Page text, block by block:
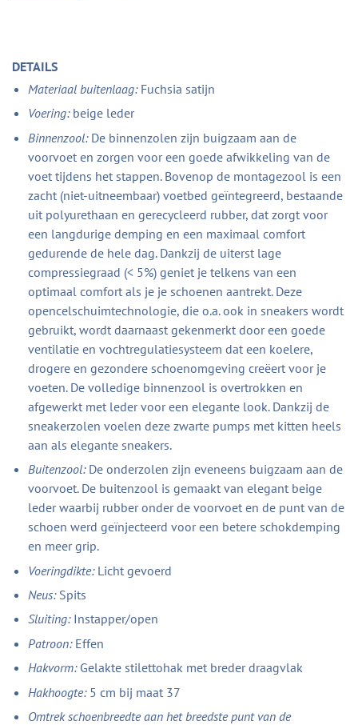
DETAILS
Materiaal buitenlaag: Fuchsia satijn
Voering:beige leder
Binnenzool:De binnenzolen zijn buigzaam aan de
voorvoet en zorgen voor een goede afwikkeling van de
voet tijdens het stappen. Bovenop de montagezool is een
zacht (niet-uitneembaar) voetbed geïntegreerd, bestaande
uit polyurethaan en gerecycleerd rubber, dat zorgt voor
een langdurige demping en een maximaal comfort
gedurende de hele dag. Dankzij de uiterst lage
compressiegraad (< 5%) geniet je telkens van een
optimaal comfort als je je schoenen aantrekt. Deze
opencelschuimtechnologie, die o.a. ook in sneakers wordt
gebruikt, wordt daarnaast gekenmerkt door een goede
ventilatie en vochtregulatiesysteem dat een koelere,
drogere en gezondere schoenomgeving creëert voor je
voeten. De volledige binnenzool is overtrokken en
afgewerkt met leder voor een elegante look. Dankzij de
sneakerzolen voelen deze zwarte pumps met kitten heels
aan als elegante sneakers.
Buitenzool:De onderzolen zijn eveneens buigzaam aan de
voorvoet. De buitenzool is gemaakt van elegant beige
leder waarbij rubber onder de voorvoet en de punt van de
schoen werd geïnjecteerd voor een betere schokdemping
en meer grip.
Voeringdikte:Licht gevoerd
Neus:Spits
Sluiting:Instapper/open
Patroon:Effen
Hakvorm:Gelakte stilettohak met breder draagvlak
Hakhoogte:5 cm bij maat 37
Omtrek schoenbreedte aan het breedste punt van de